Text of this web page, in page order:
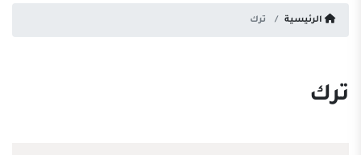
الرئيسية ترك
ترك